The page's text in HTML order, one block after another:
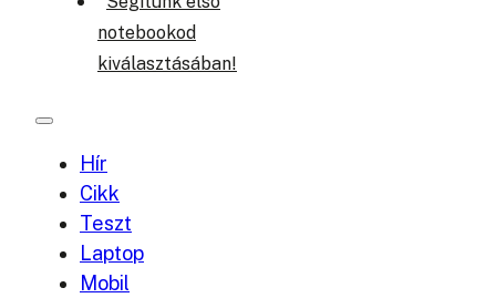
notebookod
kiválasztásában!
Hír
Cikk
Teszt
Laptop
Mobil